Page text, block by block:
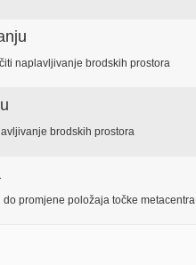
naplavljivanje brodskih prostora
brodskih prostora
promjene položaja točke metacentra